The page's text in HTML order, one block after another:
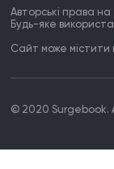
Авторські права
Будь-яке
Сайт може містити
© 2020 Surgebook.